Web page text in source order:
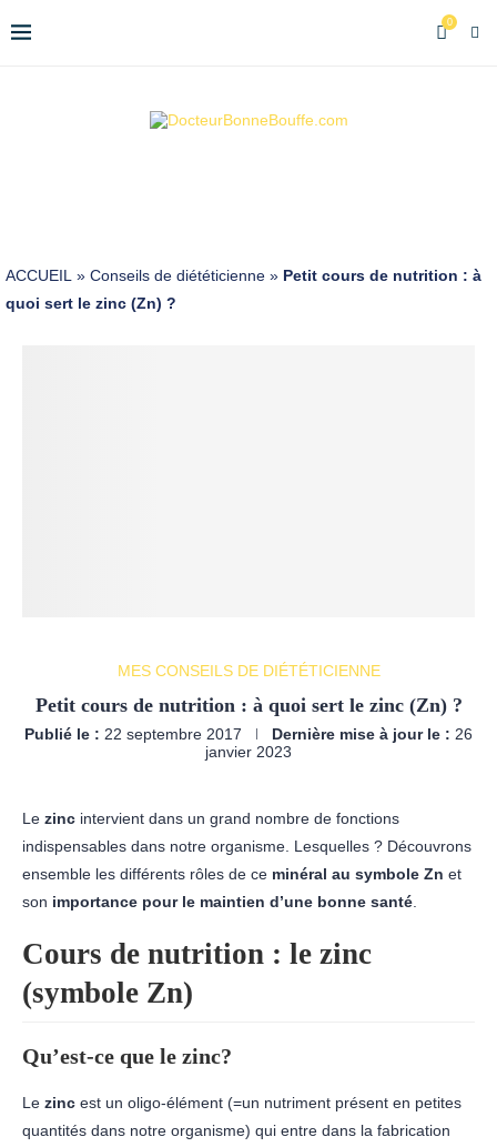
0
ACCUEIL » Conseils de diététicienne » Petit cours de nutrition : à
quoi sert le zinc (Zn) ?
MES CONSEILS DE DIÉTÉTICIENNE
Petit cours de nutrition : à quoi sert le zinc (Zn) ?
Publié le : 22 septembre 2017 Dernière mise à jour le : 26
janvier 2023
Le zinc intervient dans un grand nombre de fonctions
indispensables dans notre organisme. Lesquelles ? Découvrons
ensemble les différents rôles de ce minéral au symbole Zn et
son importance pour le maintien d’une bonne santé
Cours de nutrition : le zinc
(symbole Zn)
Qu’est-ce que le zinc?
Le zinc est un oligo-élément (=un nutriment présent en petites
quantités dans notre organisme) qui entre dans la fabrication